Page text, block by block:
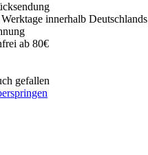
innerhalb Deutschlands
ab 80€
gefallen